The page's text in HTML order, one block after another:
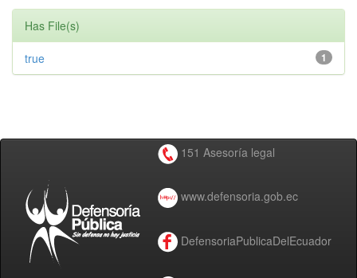
Has File(s)
1
true
151 Asesoría legal
www.defensoria.gob.ec
DefensoriaPublicaDelEcuador